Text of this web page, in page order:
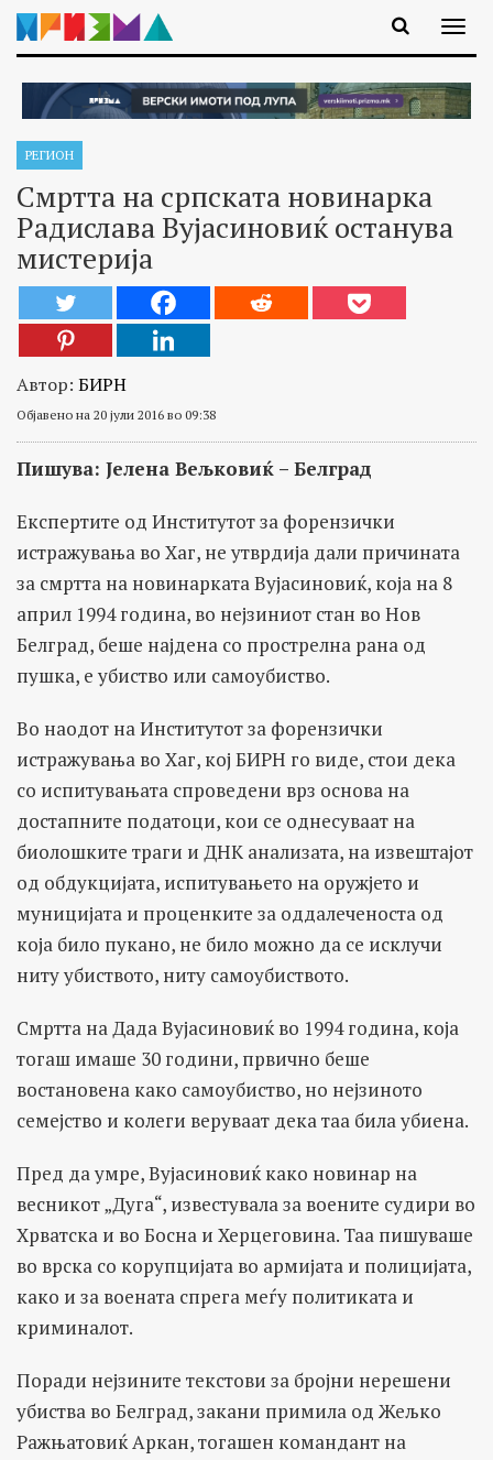
РЕГИОН
Смртта на српската новинарка
Радислава Вујасиновиќ останува
мистерија
Автор: БИРН
Објавено на 20 јули 2016 во 09:38
Пишува: Јелена Вељковиќ – Белград
Експертите од Институтот за форензички
истражувања во Хаг, не утврдија дали причината
за смртта на новинарката Вујасиновиќ, која на 8
април 1994 година, во нејзиниот стан во Нов
Белград, беше најдена со прострелна рана од
пушка, е убиство или самоубиство.
Во наодот на Институтот за форензички
истражувања во Хаг, кој БИРН го виде, стои дека
со испитувањата спроведени врз основа на
достапните податоци, кои се однесуваат на
биолошките траги и ДНК анализата, на извештајот
од обдукцијата, испитувањето на оружјето и
муницијата и проценките за оддалеченоста од
која било пукано, не било можно да се исклучи
ниту убиството, ниту самоубиството.
Смртта на Дада Вујасиновиќ во 1994 година, која
тогаш имаше 30 години, првично беше
востановена како самоубиство, но нејзиното
семејство и колеги веруваат дека таа била убиена.
Пред да умре, Вујасиновиќ како новинар на
весникот „Дуга“, известувала за воените судири во
Хрватска и во Босна и Херцеговина. Таа пишуваше
во врска со корупцијата во армијата и полицијата,
како и за воената спрега меѓу политиката и
криминалот.
Поради нејзините текстови за бројни нерешени
убиства во Белград, закани примила од Жељко
Ражњатовиќ Аркан, тогашен командант на